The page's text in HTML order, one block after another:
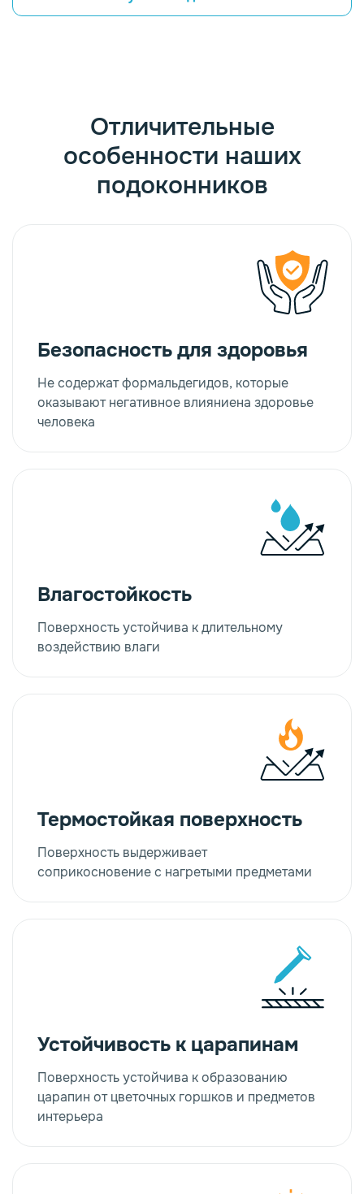
Отличительные
особенности наших
подоконников
Безопасность для здоровья
Не содержат формальдегидов, которые
оказывают негативное влияниена здоровье
человека
Влагостойкость
Поверхность устойчива к длительному
воздействию влаги
Термостойкая поверхность
Поверхность выдерживает
соприкосновение с нагретыми предметами
Устойчивость к царапинам
Поверхность устойчива к образованию
царапин от цветочных горшков и предметов
интерьера